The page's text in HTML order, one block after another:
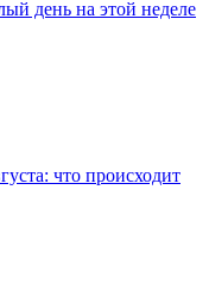
день на этой неделе
что происходит